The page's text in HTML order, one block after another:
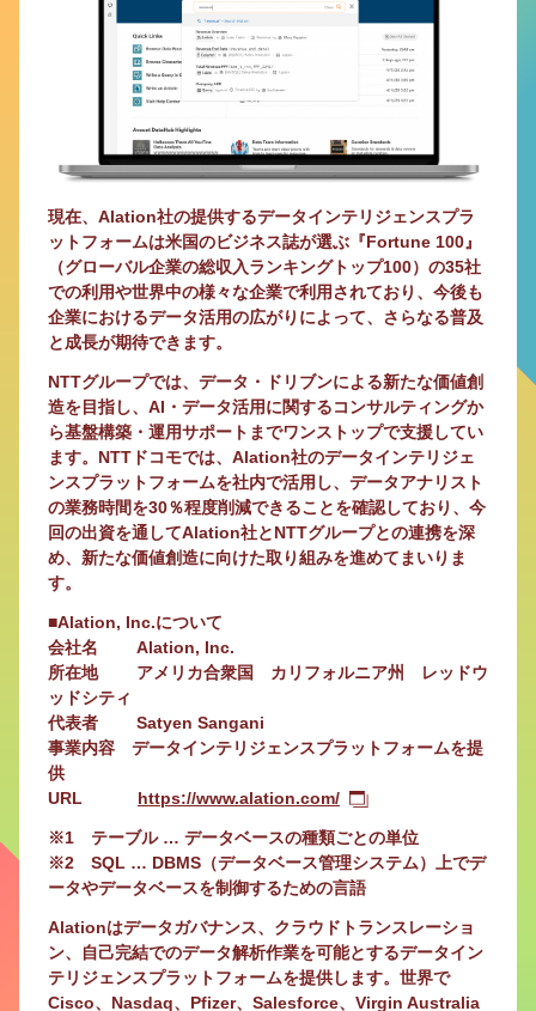
現在、Alation社の提供するデータインテリジェンスプラ
ットフォームは米国のビジネス誌が選ぶ『Fortune 100』
（グローバル企業の総収入ランキングトップ100）の35社
での利用や世界中の様々な企業で利用されており、今後も
企業におけるデータ活用の広がりによって、さらなる普及
と成長が期待できます。
NTTグループでは、データ・ドリブンによる新たな価値創
造を目指し、AI・データ活用に関するコンサルティングか
ら基盤構築・運用サポートまでワンストップで支援してい
ます。NTTドコモでは、Alation社のデータインテリジェ
ンスプラットフォームを社内で活用し、データアナリスト
の業務時間を30％程度削減できることを確認しており、今
回の出資を通してAlation社とNTTグループとの連携を深
め、新たな価値創造に向けた取り組みを進めてまいりま
す。
■Alation, Inc.について
会社名 Alation, Inc.
所在地 アメリカ合衆国 カリフォルニア州 レッドウ
ッドシティ
代表者 Satyen Sangani
事業内容 データインテリジェンスプラットフォームを提
供
URL https://www.alation.com/
※1 テーブル … データベースの種類ごとの単位
※2 SQL … DBMS（データベース管理システム）上でデ
ータやデータベースを制御するための言語
Alationはデータガバナンス、クラウドトランスレーショ
ン、自己完結でのデータ解析作業を可能とするデータイン
テリジェンスプラットフォームを提供します。世界で
Cisco、Nasdaq、Pfizer、Salesforce、Virgin Australia